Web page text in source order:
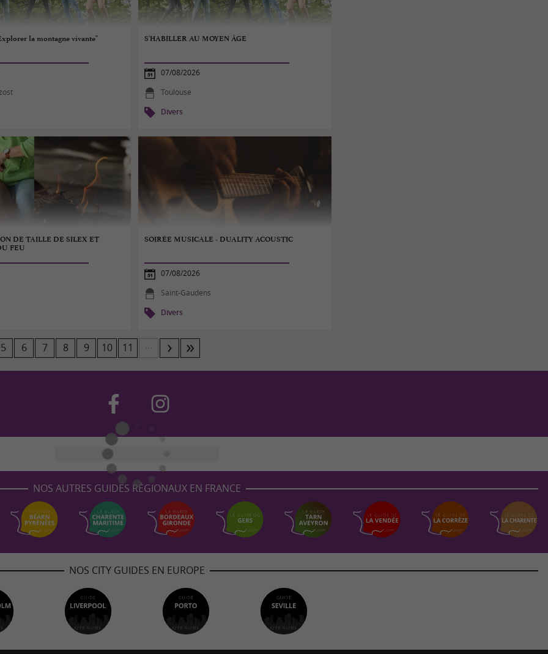
la montagne vivante" S'HABILLER AU MOYEN ÂGE
07/08/2026
Toulouse
Divers
DE TAILLE DE SILEX ET
FEU
SOIRÉE MUSICALE - DUALITY ACOUSTIC
07/08/2026
Saint-Gaudens
Divers
5 6 7 8 9 10 11
NOS AUTRES GUIDES RÉGIONAUX EN FRANCE
NOS CITY GUIDES EN EUROPE